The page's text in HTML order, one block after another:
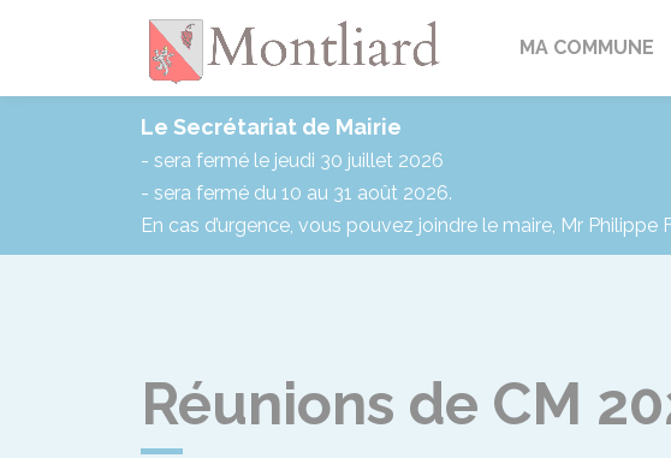
MontliardMA COMMUNE
Le Secrétariat de Mairie
- sera fermé le jeudi 30 juillet 2026
- sera fermé du 10 au 31 août 2026.
En cas d’urgence, vous pouvez joindre le maire, Mr
Réunions de CM